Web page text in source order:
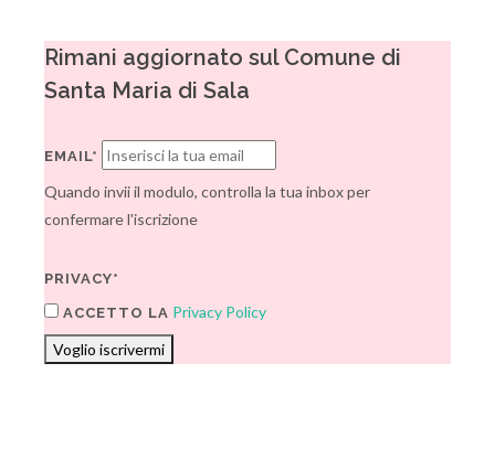
Rimani aggiornato sul Comune di
Santa Maria di Sala
EMAIL*
Quando invii il modulo, controlla la tua inbox per
confermare l'iscrizione
PRIVACY*
ACCETTO LA Privacy Policy
Voglio iscrivermi